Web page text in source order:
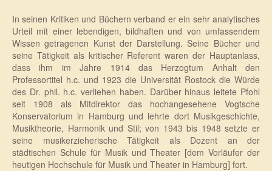
In seinen Kritiken und Büchern verband er ein sehr analytisches
Urteil mit einer lebendigen, bildhaften und von umfassendem
Wissen getragenen Kunst der Darstellung. Seine Bücher und
seine Tätigkeit als kritischer Referent waren der Hauptanlass,
dass ihm im Jahre 1914 das Herzogtum Anhalt den
Professortitel h.c. und 1923 die Universität Rostock die Würde
des Dr. phil. h.c. verliehen haben. Darüber hinaus leitete Pfohl
seit 1908 als Mitdirektor das hochangesehene Vogtsche
Konservatorium in Hamburg und lehrte dort Musikgeschichte,
Musiktheorie, Harmonik und Stil; von 1943 bis 1948 setzte er
seine musikerzieherische Tätigkeit als Dozent an der
städtischen Schule für Musik und Theater [dem Vorläufer der
heutigen Hochschule für Musik und Theater in Hamburg] fort.